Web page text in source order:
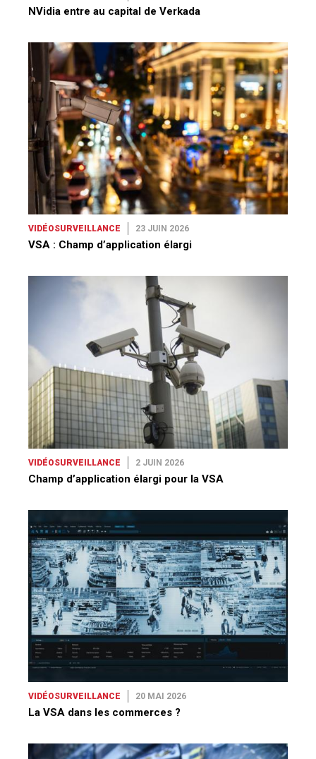
NVidia entre au capital de Verkada
VIDÉOSURVEILLANCE 23 JUIN 2026
VSA : Champ d’application élargi
VIDÉOSURVEILLANCE 2 JUIN 2026
Champ d’application élargi pour la VSA
VIDÉOSURVEILLANCE 20 MAI 2026
La VSA dans les commerces ?